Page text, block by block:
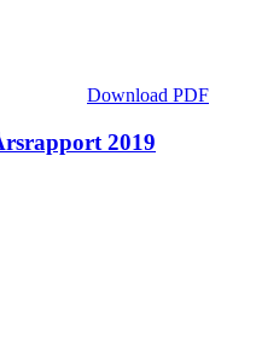
Download PDF
2019